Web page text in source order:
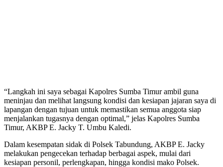
“Langkah ini saya sebagai Kapolres Sumba Timur ambil guna
meninjau dan melihat langsung kondisi dan kesiapan jajaran saya di
lapangan dengan tujuan untuk memastikan semua anggota siap
menjalankan tugasnya dengan optimal,” jelas Kapolres Sumba
Timur, AKBP E. Jacky T. Umbu Kaledi.
Dalam kesempatan sidak di Polsek Tabundung, AKBP E. Jacky
melakukan pengecekan terhadap berbagai aspek, mulai dari
kesiapan personil, perlengkapan, hingga kondisi mako Polsek.